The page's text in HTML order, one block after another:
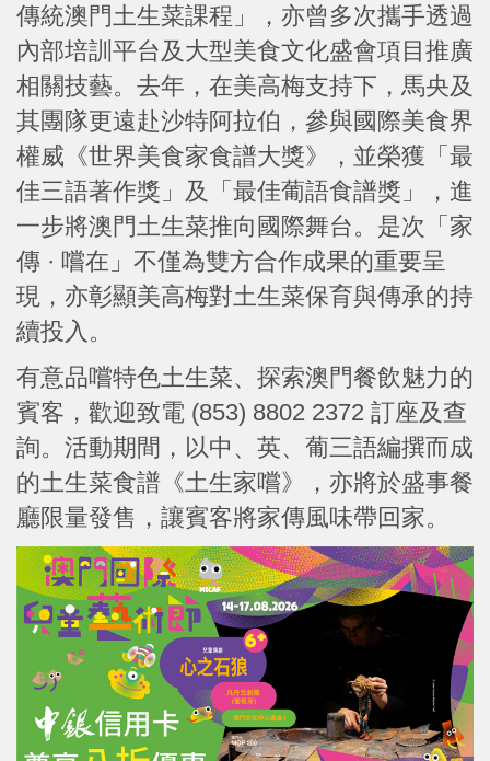
傳統澳門土生菜課程」，亦曾多次攜手透過
內部培訓平台及大型美食文化盛會項目推廣
相關技藝。去年，在美高梅支持下，馬央及
其團隊更遠赴沙特阿拉伯，參與國際美食界
權威《世界美食家食譜大獎》，並榮獲「最
佳三語著作獎」及「最佳葡語食譜獎」，進
一步將澳門土生菜推向國際舞台。是次「家
傳 · 嚐在」不僅為雙方合作成果的重要呈
現，亦彰顯美高梅對土生菜保育與傳承的持
續投入。
有意品嚐特色土生菜、探索澳門餐飲魅力的
賓客，歡迎致電 (853) 8802 2372 訂座及查
詢。活動期間，以中、英、葡三語編撰而成
的土生菜食譜《土生家嚐》，亦將於盛事餐
廳限量發售，讓賓客將家傳風味帶回家。